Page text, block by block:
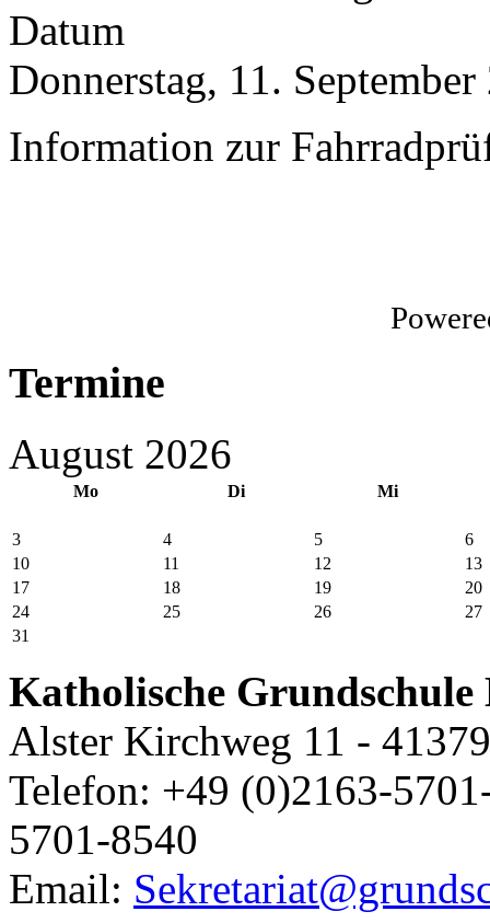
Datum
Donnerstag, 11. September
Information zur
Termine
August 2026
Mo Di Mi
3 4 5
6
10
11 12
13
17
18 19
20
24
25 26
27
31
Katholische Grundschule
Alster Kirchweg 11 -
Telefon: +49 (0)2163-
5701-8540
Email: